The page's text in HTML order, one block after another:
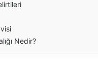
Nedir?